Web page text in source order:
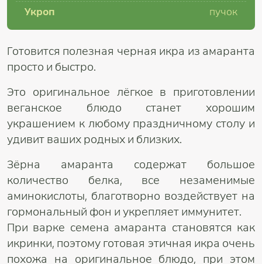
Укроп
пучок
Готовится полезная черная икра из амаранта
просто и быстро.
Это оригинальное лёгкое в приготовлении
веганское блюдо станет хорошим
украшением к любому праздничному столу и
удивит ваших родных и близких.
Зёрна амаранта содержат большое
количество белка, все незаменимые
аминокислоты, благотворно воздействует на
гормональный фон и укрепляет иммунитет.
При варке семена амаранта становятся как
икринки, поэтому готовая этичная икра очень
похожа на оригинальное блюдо, при этом